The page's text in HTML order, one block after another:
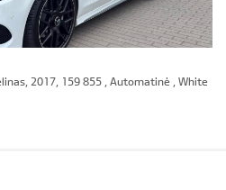
2017, 159 855 , Automatinė , White